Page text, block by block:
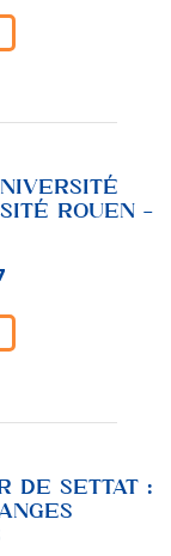
ROUEN –
DE SETTAT :